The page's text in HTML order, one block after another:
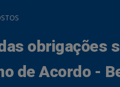
obrigações
de Acordo -